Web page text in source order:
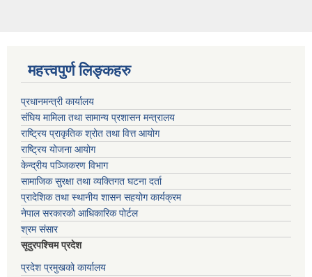
महत्त्वपुर्ण लिङ्कहरु
प्रधानमन्त्री कार्यालय
संघिय मामिला तथा सामान्य प्रशासन मन्त्रालय
राष्ट्रिय प्राकृतिक श्रोत तथा वित्त आयोग
राष्ट्रिय योजना आयोग
केन्द्रीय पञ्जिकरण विभाग
सामाजिक सुरक्षा तथा व्यक्तिगत घटना दर्ता
प्रादेशिक तथा स्थानीय शासन सहयोग कार्यक्रम
नेपाल सरकारको आधिकारिक पोर्टल
श्रम संसार
सूदुरपश्चिम प्रदेश
प्रदेश प्रमुखको कार्यालय